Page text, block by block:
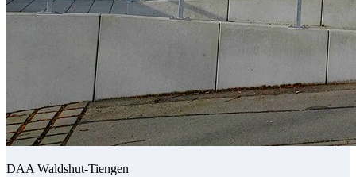
DAA Waldshut-Tiengen